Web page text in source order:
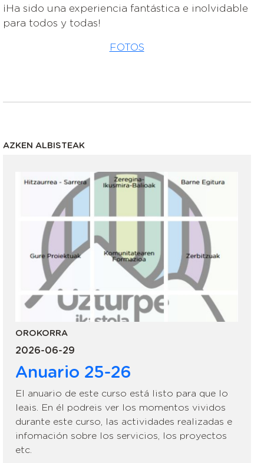
¡Ha sido una experiencia fantástica e inolvidable
para todos y todas!
FOTOS
AZKEN ALBISTEAK
OROKORRA
2026-06-29
Anuario 25-26
El anuario de este curso está listo para que lo
leais. En él podreis ver los momentos vividos
durante este curso, las actividades realizadas e
infomación sobre los servicios, los proyectos
etc.